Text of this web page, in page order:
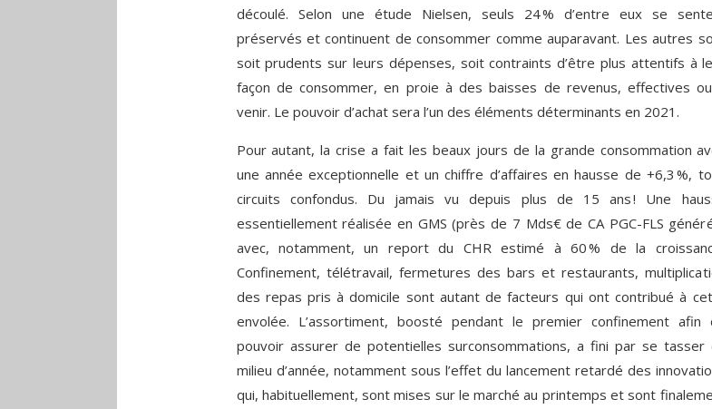
découlé. Selon une étude Nielsen, seuls 24 % d’entre eux se
préservés et continuent de consommer comme auparavant. Les autres
soit prudents sur leurs dépenses, soit contraints d’être plus attentifs à
façon de consommer, en proie à des baisses de revenus, effectives
venir. Le pouvoir d’achat sera l’un des éléments déterminants en 2021.
Pour autant, la crise a fait les beaux jours de la grande consommation
une année exceptionnelle et un chiffre d’affaires en hausse de +6,3 %,
circuits confondus. Du jamais vu depuis plus de 15 ans ! Une
essentiellement réalisée en GMS (près de 7 Mds€ de CA PGC-FLS
avec, notamment, un report du CHR estimé à 60 % de la
Confinement, télétravail, fermetures des bars et restaurants,
des repas pris à domicile sont autant de facteurs qui ont contribué à
envolée. L’assortiment, boosté pendant le premier confinement afin
pouvoir assurer de potentielles surconsommations, a fini par se tasser
milieu d’année, notamment sous l’effet du lancement retardé des
qui, habituellement, sont mises sur le marché au printemps et sont